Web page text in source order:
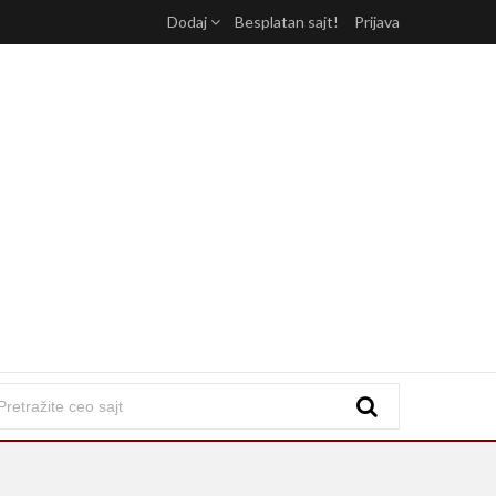
Dodaj Besplatan sajt! Prijava